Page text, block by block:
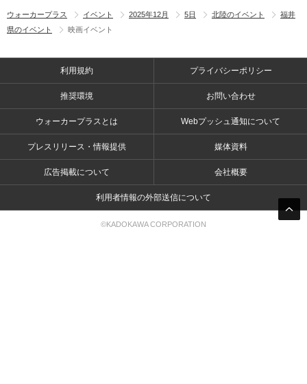
ウォーカープラス イベント 2025年12月 5日 北陸のイベント
福井
県のイベント
映画イベント
利用規約 プライバシーポリシー
推奨環境 お問い合わせ
ウォーカープラスとは Webプッシュ通知について
プレスリリース・情報提供 媒体資料
広告掲載について 会社概要
利用者情報の外部送信について
©KADOKAWA CORPORATION